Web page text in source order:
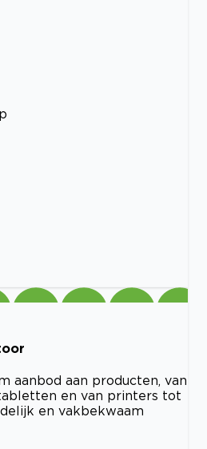
aanbod aan producten, van
en van printers tot
en vakbekwaam